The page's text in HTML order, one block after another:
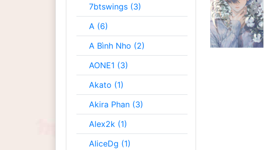
7btswings (3)
A (6)
A Bình Nho (2)
AONE1 (3)
Akato (1)
Akira Phan (3)
Alex2k (1)
AliceDg (1)